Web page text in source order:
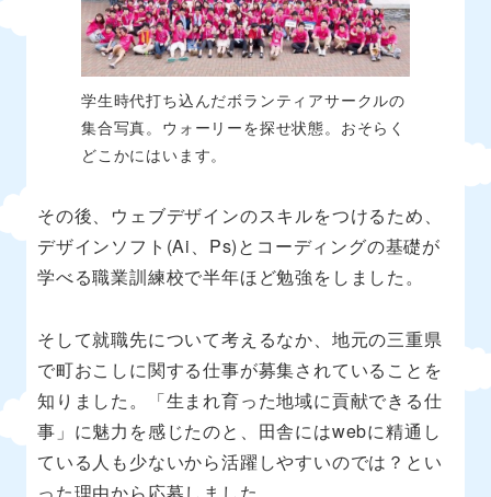
学生時代打ち込んだボランティアサークルの
集合写真。ウォーリーを探せ状態。おそらく
どこかにはいます。
その後、ウェブデザインのスキルをつけるため、
デザインソフト(Ai、Ps)とコーディングの基礎が
学べる職業訓練校で半年ほど勉強をしました。
そして就職先について考えるなか、地元の三重県
で町おこしに関する仕事が募集されていることを
知りました。「生まれ育った地域に貢献できる仕
事」に魅力を感じたのと、田舎にはwebに精通し
ている人も少ないから活躍しやすいのでは？とい